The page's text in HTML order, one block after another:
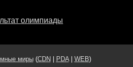
олимпиады
миры(CDN PDA| WEB)